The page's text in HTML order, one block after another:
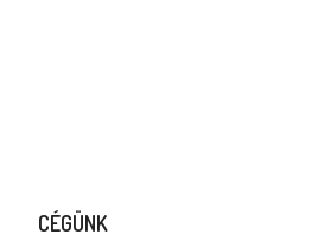
CÉGÜNK